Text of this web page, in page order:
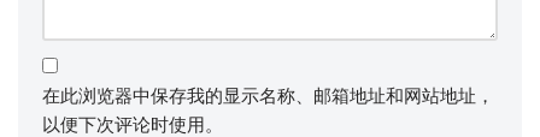
在此浏览器中保存我的显示名称、邮箱地址和网站地址，
以便下次评论时使用。